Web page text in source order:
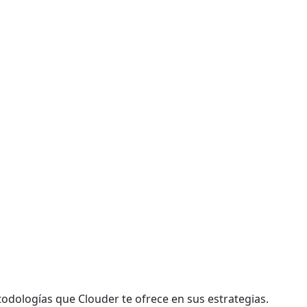
que Clouder te ofrece en sus estrategias.